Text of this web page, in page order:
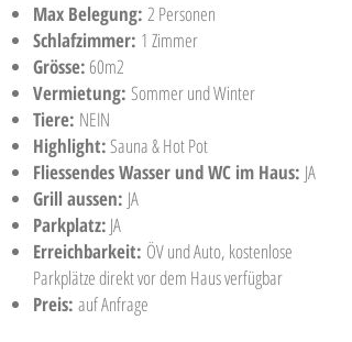
Max Belegung: 2 Personen
Schlafzimmer: 1 Zimmer
Grösse: 60m2
Vermietung: Sommer und Winter
Tiere: NEIN
Highlight:Sauna & Hot Pot
Fliessendes Wasser und WC im Haus: JA
Grill aussen: JA
Parkplatz: JA
Erreichbarkeit: ÖV und Auto, kostenlose
Parkplätze direkt vor dem Haus verfügbar
Preis: auf Anfrage